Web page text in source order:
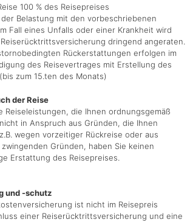
100 % des Reisepreises
Belastung mit den vorbeschriebenen
Fall eines Unfalls oder einer Krankheit wird
dringend angeraten.
Rückerstattungen erfolgen im
des Reisevertrages mit Erstellung des
zum 15.ten des Monats)
der Reise
Reiseleistungen, die Ihnen ordnungsgemäß
in Anspruch aus Gründen, die Ihnen
wegen vorzeitiger Rückreise oder aus
Gründen, haben Sie keinen
Erstattung des Reisepreises.
und -schutz
ist nicht im Reisepreis
einer Reiserücktrittsversicherung und eine